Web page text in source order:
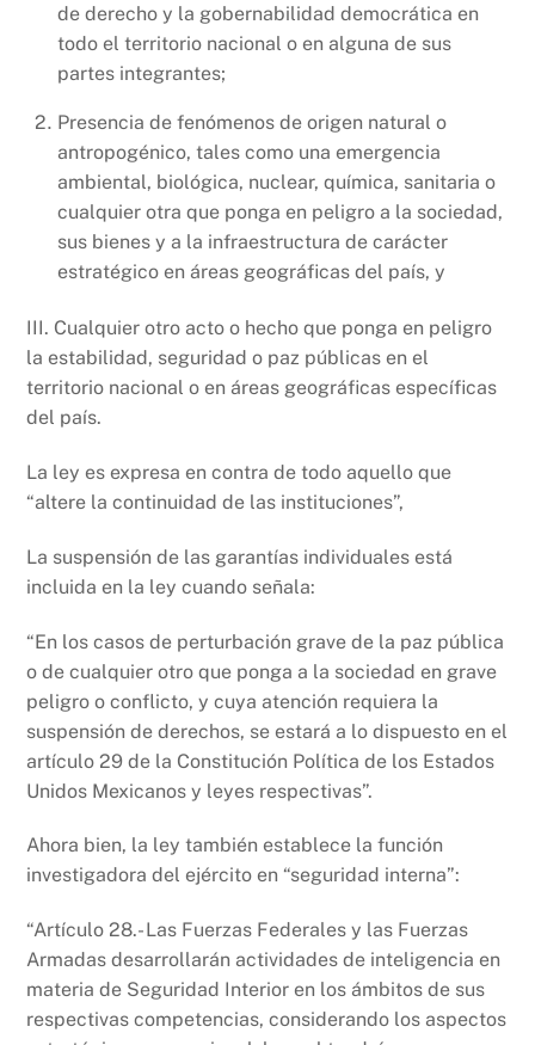
de derecho y la gobernabilidad democrática en
todo el territorio nacional o en alguna de sus
partes integrantes;
Presencia de fenómenos de origen natural o
antropogénico, tales como una emergencia
ambiental, biológica, nuclear, química, sanitaria o
cualquier otra que ponga en peligro a la sociedad,
sus bienes y a la infraestructura de carácter
estratégico en áreas geográficas del país, y
III. Cualquier otro acto o hecho que ponga en peligro
la estabilidad, seguridad o paz públicas en el
territorio nacional o en áreas geográficas específicas
del país.
La ley es expresa en contra de todo aquello que
“altere la continuidad de las instituciones”,
La suspensión de las garantías individuales está
incluida en la ley cuando señala:
“En los casos de perturbación grave de la paz pública
o de cualquier otro que ponga a la sociedad en grave
peligro o conflicto, y cuya atención requiera la
suspensión de derechos, se estará a lo dispuesto en el
artículo 29 de la Constitución Política de los Estados
Unidos Mexicanos y leyes respectivas”.
Ahora bien, la ley también establece la función
investigadora del ejército en “seguridad interna”:
“Artículo 28.- Las Fuerzas Federales y las Fuerzas
Armadas desarrollarán actividades de inteligencia en
materia de Seguridad Interior en los ámbitos de sus
respectivas competencias, considerando los aspectos